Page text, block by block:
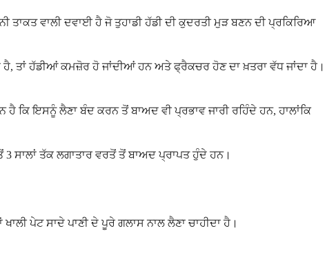
ਵਾਲੀ ਦਵਾਈ ਹੈ ਜੋ ਤੁਹਾਡੀ ਹੱਡੀ ਦੀ ਕੁਦਰਤੀ ਮੁੜ ਬਣਨ ਦੀ ਪ੍ਰਕਿਰਿਆ
ਹੱਡੀਆਂ ਕਮਜ਼ੋਰ ਹੋ ਜਾਂਦੀਆਂ ਹਨ ਅਤੇ ਫ੍ਰੈਕਚਰ ਹੋਣ ਦਾ ਖ਼ਤਰਾ ਵੱਧ ਜਾਂਦਾ ਹੈ।
ਕਿ ਇਸਨੂੰ ਲੈਣਾ ਬੰਦ ਕਰਨ ਤੋਂ ਬਾਅਦ ਵੀ ਪ੍ਰਭਾਵ ਜਾਰੀ ਰਹਿੰਦੇ ਹਨ, ਹਾਲਾਂਕਿ
ਤੱਕ ਲਗਾਤਾਰ ਵਰਤੋਂ ਤੋਂ ਬਾਅਦ ਪ੍ਰਾਪਤ ਹੁੰਦੇ ਹਨ।
ਪੇਟ ਸਾਦੇ ਪਾਣੀ ਦੇ ਪੂਰੇ ਗਲਾਸ ਨਾਲ ਲੈਣਾ ਚਾਹੀਦਾ ਹੈ।